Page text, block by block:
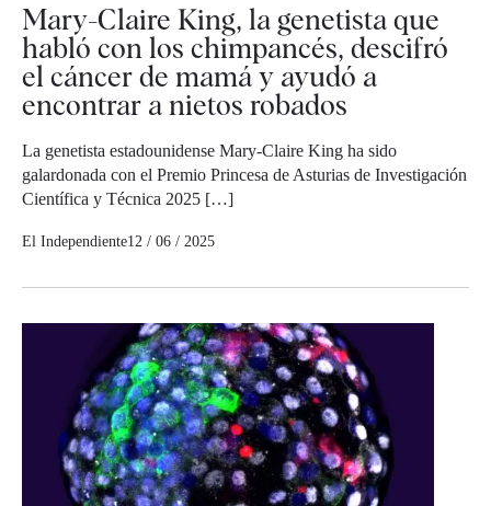
Mary-Claire King, la genetista que
habló con los chimpancés, descifró
el cáncer de mamá y ayudó a
encontrar a nietos robados
La genetista estadounidense Mary-Claire King ha sido
galardonada con el Premio Princesa de Asturias de Investigación
Científica y Técnica 2025 […]
El Independiente12 / 06 / 2025